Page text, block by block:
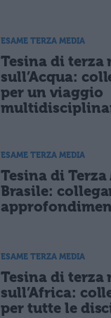
ESAME TERZA MEDIA
Tesina di terza
sull’Acqua:
per un viaggio
ESAME TERZA MEDIA
Tesina di Terza
Brasile:
ESAME TERZA MEDIA
Tesina di terza
sull’Africa:
per tutte le